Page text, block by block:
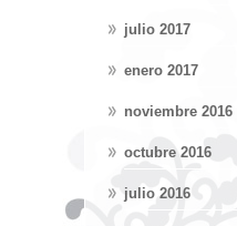
julio 2017
enero 2017
noviembre 2016
octubre 2016
julio 2016